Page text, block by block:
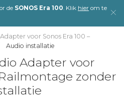
de SONOS Era 100. Klik hier om te
voor Sonos Era 100 –
Audio installatie
Adapter voor
zonder